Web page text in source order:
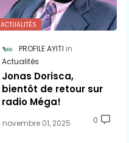
ACTUALITÉS
PROFILE AYITI
Actualités
Jonas Dorisca,
bientôt de retour sur
radio Méga!
novembre 01, 2025 0